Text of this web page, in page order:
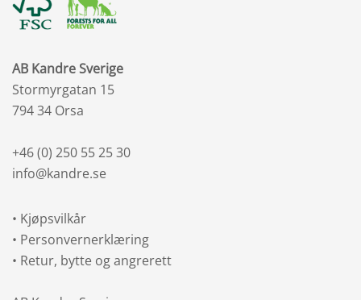
AB Kandre Sverige
Stormyrgatan 15
794 34 Orsa
+46 (0) 250 55 25 30
info@kandre.se
• Kjøpsvilkår
• Personvernerklæring
• Retur, bytte og angrerett